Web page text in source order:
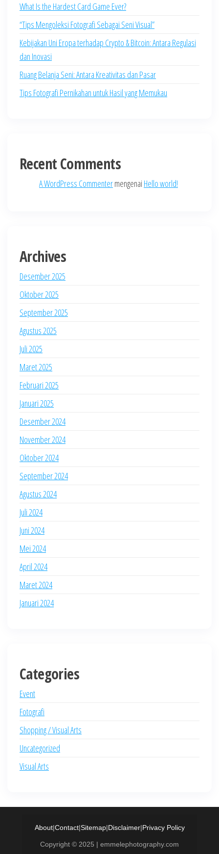
What Is the Hardest Card Game Ever?
“Tips Mengoleksi Fotografi Sebagai Seni Visual”
Kebijakan Uni Eropa terhadap Crypto & Bitcoin: Antara Regulasi
dan Inovasi
Ruang Belanja Seni: Antara Kreativitas dan Pasar
Tips Fotografi Pernikahan untuk Hasil yang Memukau
Recent Comments
A WordPress Commentermengenai Hello world!
Archives
Desember 2025
Oktober 2025
September 2025
Agustus 2025
Juli 2025
Maret 2025
Februari 2025
Januari 2025
Desember 2024
November 2024
Oktober 2024
September 2024
Agustus 2024
Juli 2024
Juni 2024
Mei 2024
April 2024
Maret 2024
Januari 2024
Categories
Event
Fotografi
Shopping / Visual Arts
Uncategorized
Visual Arts
About|Contact|Sitemap|Disclaimer|Privacy Policy
Copyright © 2025 | emmelephotography.com